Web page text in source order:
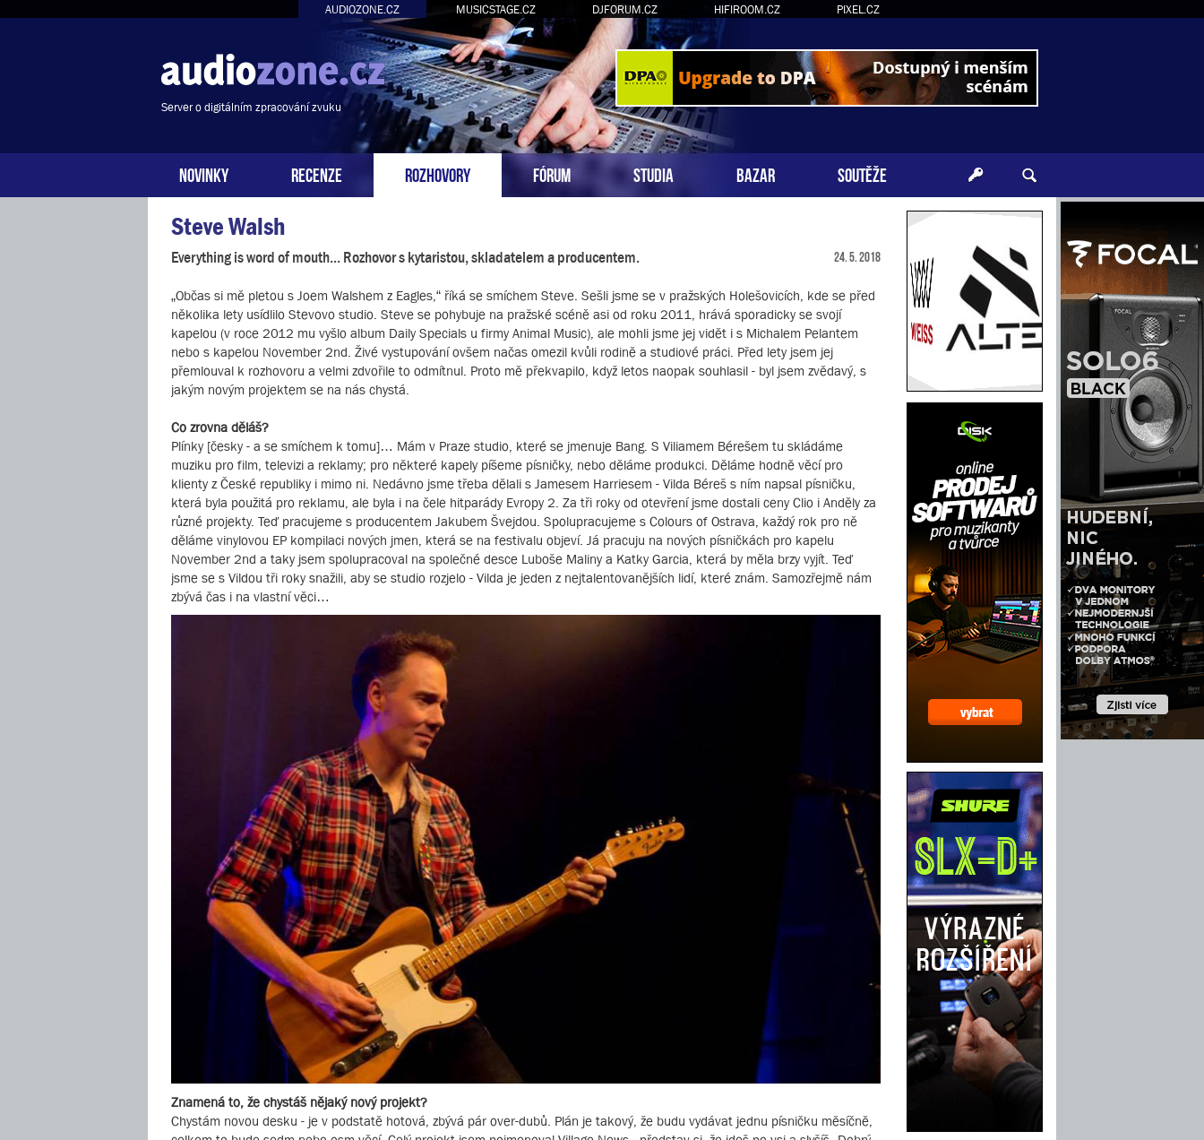
AUDIOZONE.CZ MUSICSTAGE.CZ DJFORUM.CZ HIFIROOM.CZ PIXEL.CZ
Server o digitálním zpracování zvuku
NOVINKY RECENZE ROZHOVORY FÓRUM STUDIA BAZAR SOUTĚŽE
Steve Walsh
Everything is word of mouth... Rozhovor s kytaristou, skladatelem a producentem. 24. 5. 2018
„Občas si mě pletou s Joem Walshem z Eagles,“ říká se smíchem Steve. Sešli jsme se v pražských Holešovicích, kde se před
několika lety usídlilo Stevovo studio. Steve se pohybuje na pražské scéně asi od roku 2011, hrává sporadicky se svojí
kapelou (v roce 2012 mu vyšlo album Daily Specials u firmy Animal Music), ale mohli jsme jej vidět i s Michalem Pelantem
nebo s kapelou November 2nd. Živé vystupování ovšem načas omezil kvůli rodině a studiové práci. Před lety jsem jej
přemlouval k rozhovoru a velmi zdvořile to odmítnul. Proto mě překvapilo, když letos naopak souhlasil - byl jsem zvědavý, s
jakým novým projektem se na nás chystá.
Co zrovna děláš?
Plínky [česky - a se smíchem k tomu]… Mám v Praze studio, které se jmenuje Bang. S Viliamem Bérešem tu skládáme
muziku pro film, televizi a reklamy; pro některé kapely píšeme písničky, nebo děláme produkci. Děláme hodně věcí pro
klienty z České republiky i mimo ni. Nedávno jsme třeba dělali s Jamesem Harriesem - Vilda Béreš s ním napsal písničku,
která byla použitá pro reklamu, ale byla i na čele hitparády Evropy 2. Za tři roky od otevření jsme dostali ceny Clio i Anděly za
různé projekty. Teď pracujeme s producentem Jakubem Švejdou. Spolupracujeme s Colours of Ostrava, každý rok pro ně
děláme vinylovou EP kompilaci nových jmen, která se na festivalu objeví. Já pracuju na nových písničkách pro kapelu
November 2nd a taky jsem spolupracoval na společné desce Luboše Maliny a Katky Garcia, která by měla brzy vyjít. Teď
jsme se s Vildou tři roky snažili, aby se studio rozjelo - Vilda je jeden z nejtalentovanějších lidí, které znám. Samozřejmě nám
zbývá čas i na vlastní věci…
Znamená to, že chystáš nějaký nový projekt?
Chystám novou desku - je v podstatě hotová, zbývá pár over-dubů. Plán je takový, že budu vydávat jednu písničku měsíčně,